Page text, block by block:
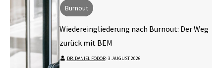
Burnout
Wiedereingliederung nach Burnout: Der Weg
zurück mit BEM
DR. DANIEL FODOR⋅ 3. AUGUST 2026